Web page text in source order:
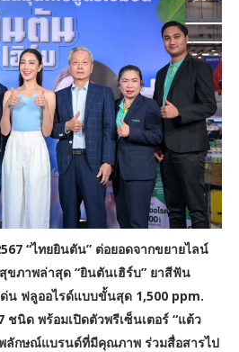
“ไทยยินตัน” ต่อยอดจากขยายไลน์
ภาพล่าสุด “ยินตันเฮิร์บ” ยาสีฟัน
น ฟลูออไรด์แบบขั้นสุด 1,500 ppm.
นิด พร้อมเปิดตัวพรีเซ็นเตอร์ “แต้ว
ลักษณ์แบรนด์ที่มีคุณภาพ ร่วมสื่อสารไป